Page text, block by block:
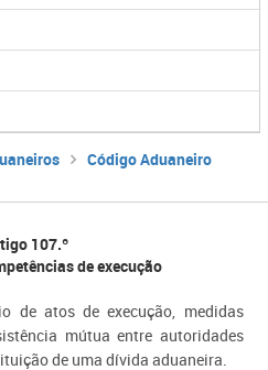
Código Aduaneiro
107.º
de execução
de atos de execução, medidas
mútua entre autoridades
de uma dívida aduaneira.